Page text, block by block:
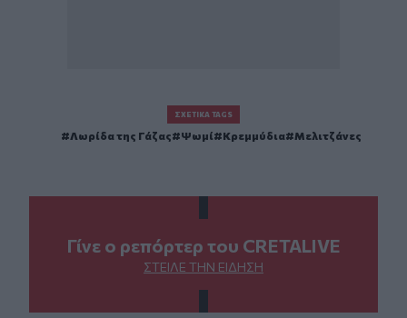
ΣΧΕΤΙΚΆ TAGS
Λωρίδα της Γάζας Ψωμί Κρεμμύδια Μελιτζάνες
Γίνε ο ρεπόρτερ του CRETALIVE
ΣΤΕΊΛΕ ΤΗΝ ΕΊΔΗΣΗ